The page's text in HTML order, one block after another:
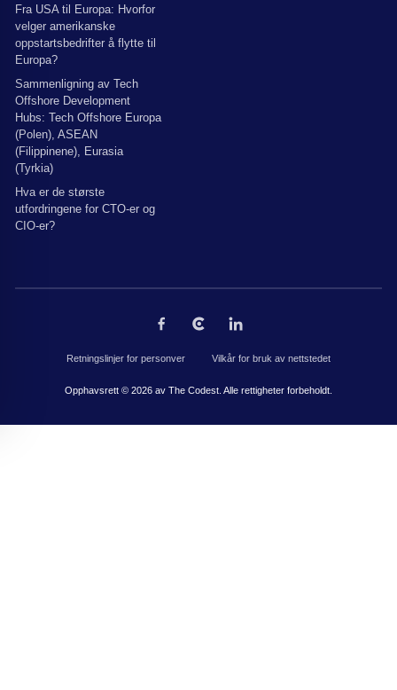
Fra USA til Europa: Hvorfor
velger amerikanske
oppstartsbedrifter å flytte til
Europa?
Sammenligning av Tech
Offshore Development
Hubs: Tech Offshore Europa
(Polen), ASEAN
(Filippinene), Eurasia
(Tyrkia)
Hva er de største
utfordringene for CTO-er og
CIO-er?
Retningslinjer for personver Vilkår for bruk av nettstedet
Opphavsrett © 2026 av The Codest. Alle rettigheter forbeholdt.